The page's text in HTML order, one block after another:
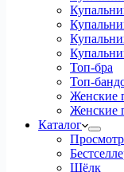
Топ-бра
Топ-
Женские
Женские
Каталог
Шёлк